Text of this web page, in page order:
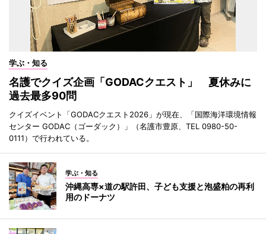
学ぶ・知る
名護でクイズ企画「GODACクエスト」 夏休みに
過去最多90問
クイズイベント「GODACクエスト2026」が現在、「国際海洋環境情報
センター GODAC（ゴーダック）」（名護市豊原、TEL 0980-50-
0111）で行われている。
学ぶ・知る
沖縄高専×道の駅許田、子ども支援と泡盛粕の再利
用のドーナツ